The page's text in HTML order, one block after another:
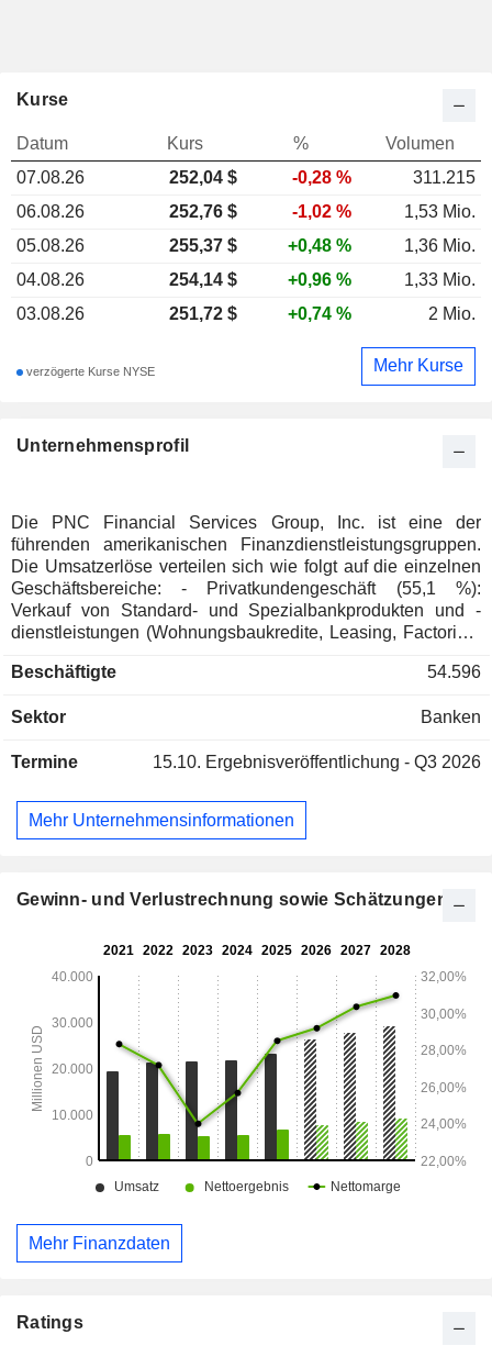
Unternehmensprofil
Die PNC Financial Services Group, Inc. ist eine der
führenden amerikanischen Finanzdienstleistungsgruppen.
Die Umsatzerlöse verteilen sich wie folgt auf die einzelnen
Geschäftsbereiche: - Privatkundengeschäft (55,1 %):
Verkauf von Standard- und Spezialbankprodukten und -
dienstleistungen (Wohnungsbaukredite, Leasing, Factoring,
Marktbankgeschäft (38,8 %); - Vermögenswerte-Verwaltung
US-Dollar an Sichteinlagen und 312 Milliarden US-Dollar an
Beschäftigte 54.596
Sektor Banken
Termine 15.10. Ergebnisveröffentlichung - Q3 2026
Mehr Unternehmensinformationen
Kurse
Datum Kurs %
Volumen
07.08.26
252,04 $ -0,28 %
311.215
06.08.26
252,76 $ -1,02 %
1,53 Mio.
05.08.26
255,37 $ +0,48 %
1,36 Mio.
04.08.26
254,14 $ +0,96 %
1,33 Mio.
03.08.26
251,72 $ +0,74 % 2 Mio.
verzögerte Kurse NYSE Mehr Kurse
Gewinn- und Verlustrechnung sowie Schätzungen
Mehr Finanzdaten
Ratings